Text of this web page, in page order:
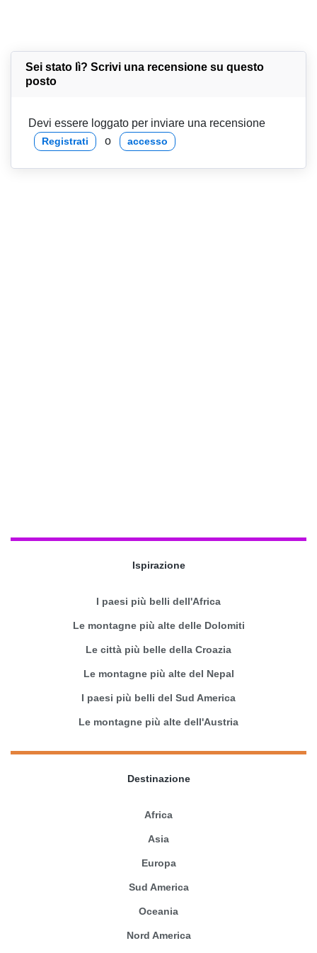
Sei stato lì? Scrivi una recensione su questo
posto
Devi essere loggato per inviare una recensione
Registrati o accesso
Ispirazione
I paesi più belli dell'Africa
Le montagne più alte delle Dolomiti
Le città più belle della Croazia
Le montagne più alte del Nepal
I paesi più belli del Sud America
Le montagne più alte dell'Austria
Destinazione
Africa
Asia
Europa
Sud America
Oceania
Nord America